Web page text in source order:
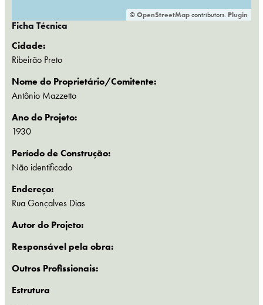
©OpenStreetMapcontributors. Plugin
Ficha Técnica
Cidade:
Ribeirão Preto
Nome do Proprietário/Comitente:
Antônio Mazzetto
Ano do Projeto:
1930
Período de Construção:
Não identificado
Endereço:
Rua Gonçalves Dias
Autor do Projeto:
Responsável pela obra:
Outros Profissionais:
Estrutura